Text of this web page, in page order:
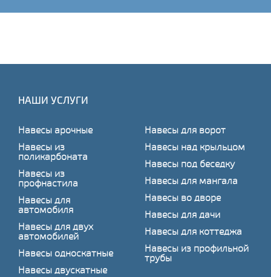
НАШИ УСЛУГИ
Навесы арочные
Навесы из
поликарбоната
Навесы из
профнастила
Навесы для
автомобиля
Навесы для двух
автомобилей
Навесы односкатные
Навесы двускатные
Навесы для ворот
Навесы над крыльцом
Навесы под беседку
Навесы для мангала
Навесы во дворе
Навесы для дачи
Навесы для коттеджа
Навесы из профильной
трубы